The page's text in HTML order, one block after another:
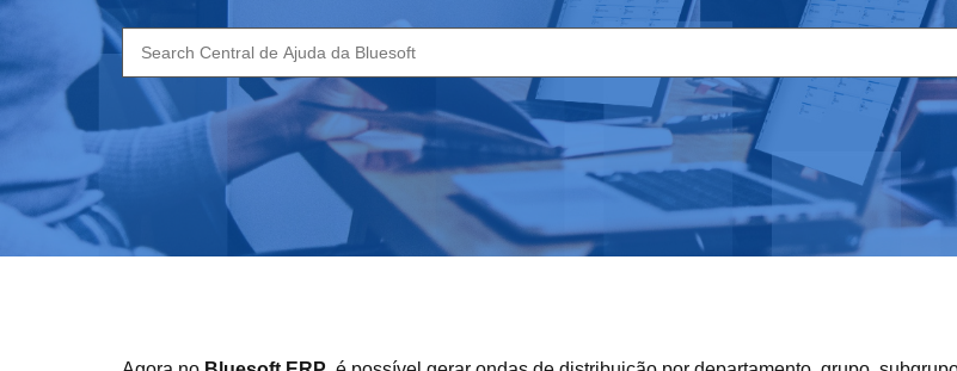
Search
for: